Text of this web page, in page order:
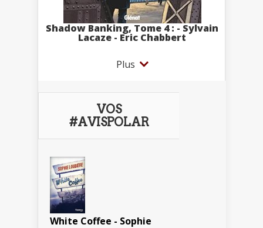
Shadow Banking, Tome 4 : - Sylvain
Lacaze - Eric Chabbert
Plus
VOS
#AVISPOLAR
White Coffee - Sophie